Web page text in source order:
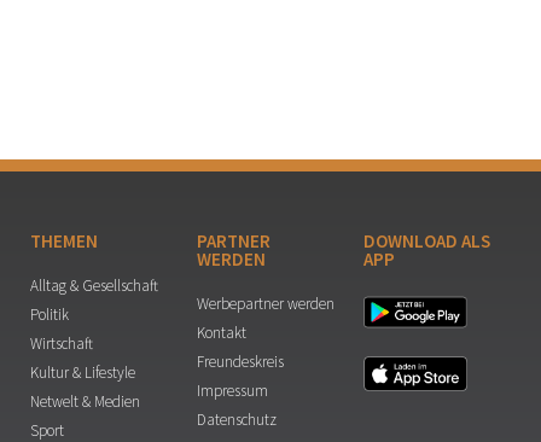
THEMEN
Alltag & Gesellschaft
Politik
Wirtschaft
Kultur & Lifestyle
Netwelt & Medien
Sport
PARTNER
WERDEN
Werbepartner werden
Kontakt
Freundeskreis
Impressum
Datenschutz
DOWNLOAD ALS
APP